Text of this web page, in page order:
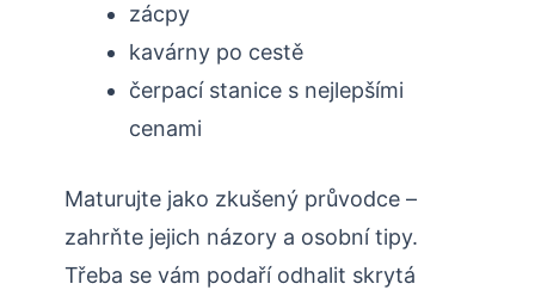
zácpy
kavárny po cestě
čerpací stanice s nejlepšími
cenami
Maturujte jako zkušený průvodce –
zahrňte jejich názory a osobní tipy.
Třeba se vám podaří odhalit skrytá